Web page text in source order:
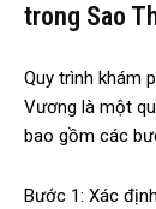
trong Sao
Quy trình khám
Vương là một
bao gồm các
Bước 1: Xác